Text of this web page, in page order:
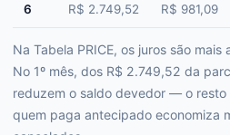
6 R$ 2.749,52 R$ 981,09
Na Tabela PRICE, os juros são
No 1º mês, dos R$ 2.749,52 da
reduzem o saldo devedor — o resto
quem paga antecipado economiza